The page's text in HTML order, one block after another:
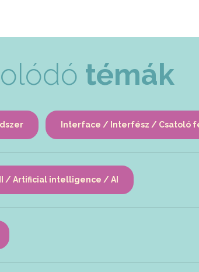
témák
Interface / Interfész / Csatoló
/ Artificial intelligence / AI